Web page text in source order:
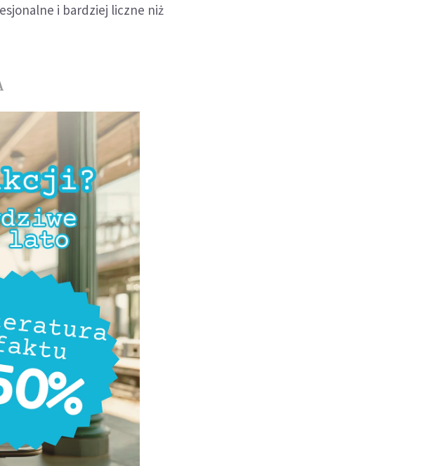
i bardziej liczne niż